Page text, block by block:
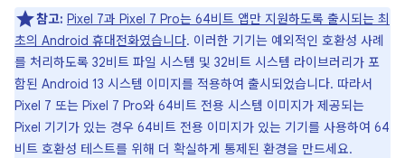
참고: Pixel 7과 Pixel 7 Pro는 64비트 앱만 지원하도록 출시되는 최
초의 Android 휴대전화였습니다. 이러한 기기는 예외적인 호환성 사례
를 처리하도록 32비트 파일 시스템 및 32비트 시스템 라이브러리가 포
함된 Android 13 시스템 이미지를 적용하여 출시되었습니다. 따라서
Pixel 7 또는 Pixel 7 Pro와 64비트 전용 시스템 이미지가 제공되는
Pixel 기기가 있는 경우 64비트 전용 이미지가 있는 기기를 사용하여 64
비트 호환성 테스트를 위해 더 확실하게 통제된 환경을 만드세요.